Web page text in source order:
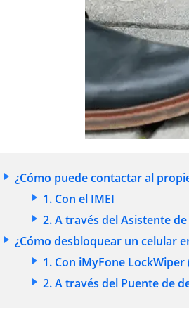
¿Cómo puede contactar al
1. Con el IMEI
2. A través del Asistente
¿Cómo desbloquear un celular
1. Con iMyFone
2. A través del Puente de